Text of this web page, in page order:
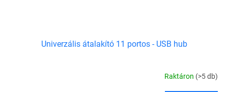
Univerzális átalakító 11 portos - USB hub
Raktáron (>5 db)